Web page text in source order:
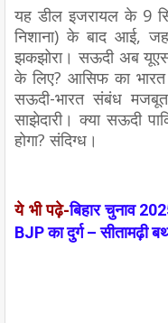
यह डील इजरायल के 9
निशाना) के बाद आई,
झकझोरा। सऊदी अब
के लिए? आसिफ का
सऊदी-भारत संबंध
साझेदारी। क्या सऊदी
होगा? संदिग्ध।
ये भी पढ़े-बिहार चुनाव
BJP का दुर्ग – सीतामढ़ी